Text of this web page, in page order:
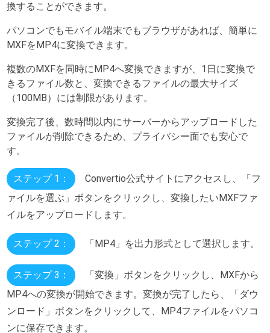
換することができます。
パソコンでもモバイル端末でもブラウザがあれば、簡単に
MXFをMP4に変換できます。
複数のMXFを同時にMP4へ変換できますが、1日に変換で
きるファイル数と、変換できるファイルの最大サイズ
（100MB）には制限があります。
変換完了後、数時間以内にサーバーからアップロードした
ファイルが削除できるため、プライバシー面でも安心で
す。
ステップ 1：
Convertio公式サイトにアクセスし、「フ
ァイルを選ぶ」ボタンをクリックし、変換したいMXFファ
イルをアップロードします。
ステップ 2： 「MP4」を出力形式として選択します。
ステップ 3：
「変換」ボタンをクリックし、MXFから
MP4への変換が開始できます。変換が完了したら、「ダウ
ンロード」ボタンをクリックして、MP4ファイルをパソコ
ンに保存できます。